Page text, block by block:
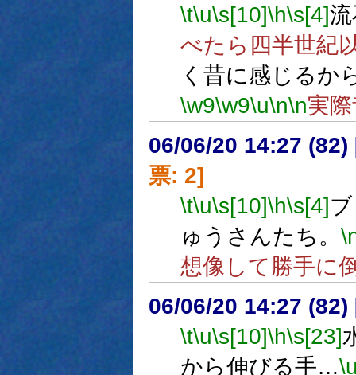
\t\u\s[10]\h\s[4]
べたら四半世紀
く昔に感じるか
\w9\w9\u\n\n実
06/06/20 14:27 (82)
票: 2]
\t\u\s[10]\h\s[4]
ゅうさんたち。
想像して勝手に
06/06/20 14:27 (82)
\t\u\s[10]\h\s[23]
から伸びる手…